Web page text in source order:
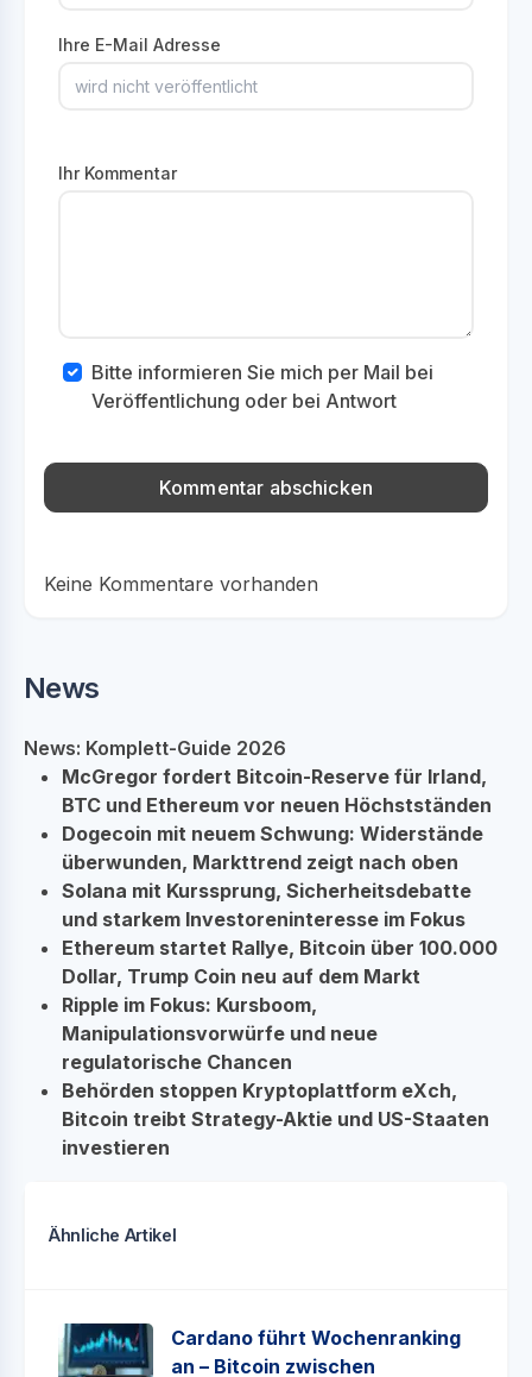
Ihre E-Mail Adresse
Ihr Kommentar
Bitte informieren Sie mich per Mail bei
Veröffentlichung oder bei Antwort
Keine Kommentare vorhanden
News
News: Komplett-Guide 2026
McGregor fordert Bitcoin-Reserve für Irland,
BTC und Ethereum vor neuen Höchstständen
Dogecoin mit neuem Schwung: Widerstände
überwunden, Markttrend zeigt nach oben
Solana mit Kurssprung, Sicherheitsdebatte
und starkem Investoreninteresse im Fokus
Ethereum startet Rallye, Bitcoin über 100.000
Dollar, Trump Coin neu auf dem Markt
Ripple im Fokus: Kursboom,
Manipulationsvorwürfe und neue
regulatorische Chancen
Behörden stoppen Kryptoplattform eXch,
Bitcoin treibt Strategy-Aktie und US-Staaten
investieren
Ähnliche Artikel
Cardano führt Wochenranking
an – Bitcoin zwischen